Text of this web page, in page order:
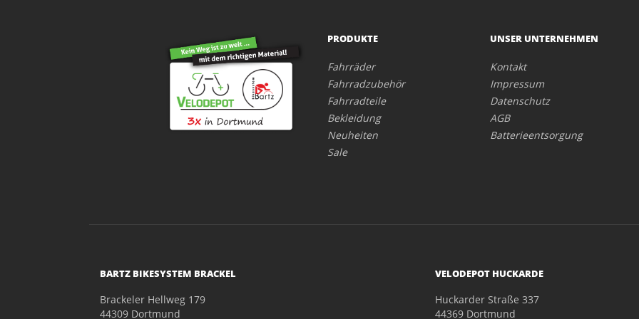
PRODUKTE
Fahrräder
Fahrradzubehör
Fahrradteile
Bekleidung
Neuheiten
Sale
UNSER UNTERNEHMEN
Kontakt
Impressum
Datenschutz
AGB
Batterieentsorgung
BARTZ BIKESYSTEM BRACKEL
Brackeler Hellweg 179
44309 Dortmund
VELODEPOT HUCKARDE
Huckarder Straße 337
44369 Dortmund